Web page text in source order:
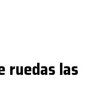
ruedas las